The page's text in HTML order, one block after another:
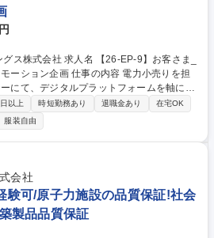
【26-EP-9】お客さま_
事の内容 電力小売りを担
にて、デジタルプラットフォームを軸に、
オウンドメディア(くらひろ等)、公式Web
略立案、設計、 運用、解析までを
点価値向上を目指します ■会員サイトやオ
よびWeb解析業務 ■デジタルプラットフォ
戦略の企画・運用 ■解析結果を踏まえた営
ールやLINE等のデジタル施策の企画・運用
定常運用、改善活動、プロジェクト業務を
以上 時短勤務あり 退職金あり
在宅OK
服装自由
会社
験可/原子力施設の品質保証!社会
製品品質保証